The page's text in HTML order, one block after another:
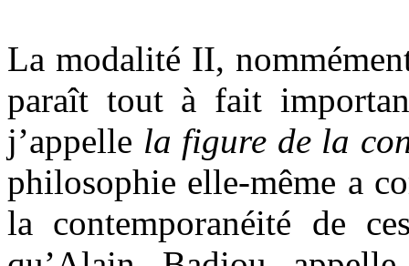
La modalité II,
paraît tout à fait
j’appelle la figure de la
philosophie elle-même a
la contemporanéité de